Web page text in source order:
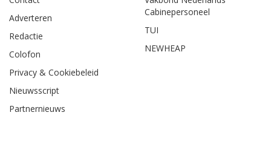
Adverteren
Redactie
Colofon
Privacy & Cookiebeleid
Nieuwsscript
Partnernieuws
Cabinepersoneel
TUI
NEWHEAP